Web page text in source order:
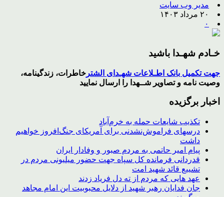
مدیر وب سایت
۲۰ مرداد ۱۴۰۳
۰
خـادم شهـدا باشید
جهت تکمیل بانک اطـلاعات شهـدای الشتر خاطرات، زندگینامه،
وصیت نامه و تصاویر شــهدا را ارسال نمایید
اخبار برگزیده
تکذیب شایعات حمله به خرم‌آباد
درسهای فراموش‌نشدنی برای آمریکای جنگ‌افروز خواهیم
داشت
پیام امیر حاتمی به مردم صبور و وفادار ایران
قدردانی فرمانده کل سپاه جهت حضور میلیونی مردم در
تشییع قائد شهید امت
عهد هایی که مردم از ته دل فریاد زدند
جان فدایان رهبر شهید از دلایل محبوبیت این امام مجاهد